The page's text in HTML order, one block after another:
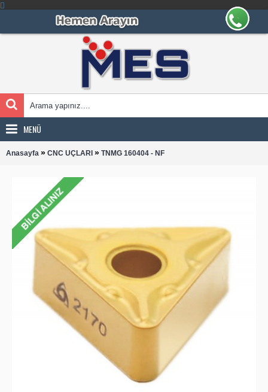
MENÜ
Anasayfa » CNC UÇLARI » TNMG 160404 - NF